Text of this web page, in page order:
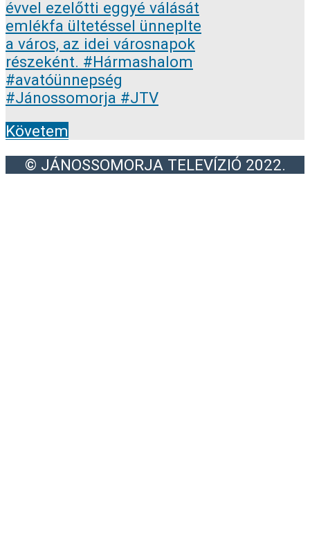
Követem
© JÁNOSSOMORJA TELEVÍZIÓ 2022.